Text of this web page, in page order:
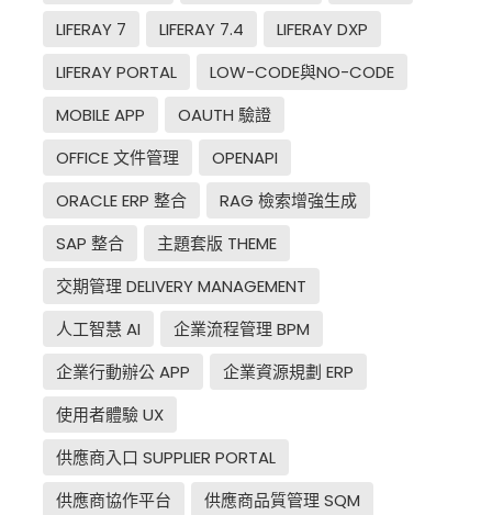
LIFERAY 7
LIFERAY 7.4
LIFERAY DXP
LIFERAY PORTAL
LOW-CODE與NO-CODE
MOBILE APP
OAUTH 驗證
OFFICE 文件管理
OPENAPI
ORACLE ERP 整合
RAG 檢索增強生成
SAP 整合
主題套版 THEME
交期管理 DELIVERY MANAGEMENT
人工智慧 AI
企業流程管理 BPM
企業行動辦公 APP
企業資源規劃 ERP
使用者體驗 UX
供應商入口 SUPPLIER PORTAL
供應商協作平台
供應商品質管理 SQM